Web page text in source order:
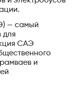
— самый
для
САЭ
и